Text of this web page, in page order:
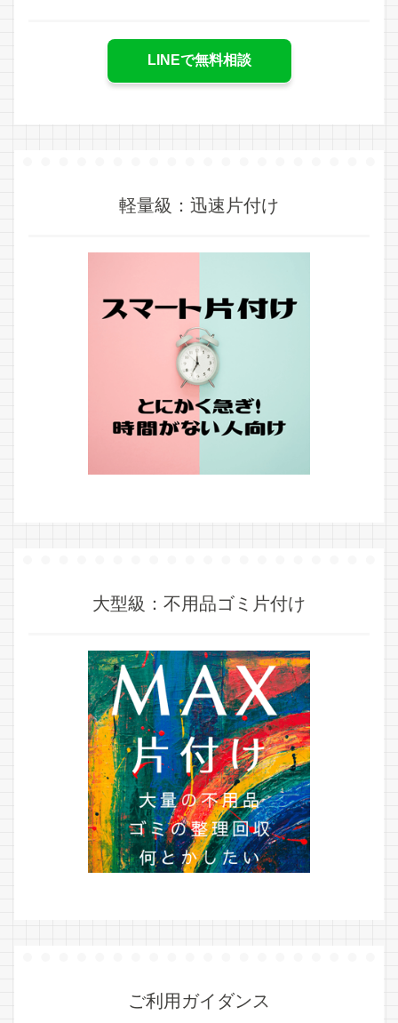
LINEで無料相談
軽量級：迅速片付け
大型級：不用品ゴミ片付け
ご利用ガイダンス